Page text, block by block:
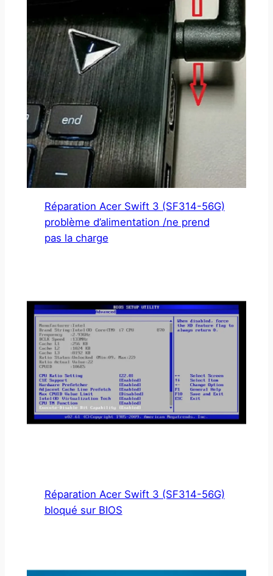
Réparation Acer Swift 3 (SF314-56G)
problème d’alimentation /ne prend
pas la charge
Réparation Acer Swift 3 (SF314-56G)
bloqué sur BIOS